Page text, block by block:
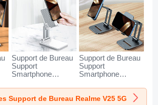
Support de Bureau
Support
Smartphone
Realme V25 5G
Blanc
Support de Bureau
Support
Smartphone
Realme V25 5G
Noir
Support de Bureau Realme V25 5G